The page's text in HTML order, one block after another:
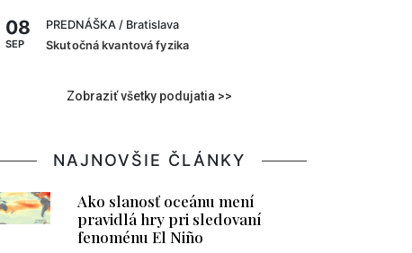
08
SEP
PREDNÁŠKA / Bratislava
Skutočná kvantová fyzika
Zobraziť všetky podujatia >>
NAJNOVŠIE ČLÁNKY
Ako slanosť oceánu mení
pravidlá hry pri sledovaní
fenoménu El Niño